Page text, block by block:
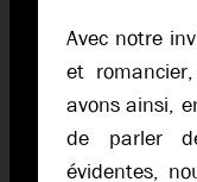
Avec notre
et
avons ainsi,
de parler
évidentes,